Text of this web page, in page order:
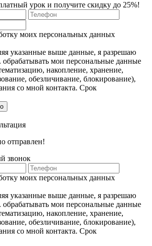
урок и получите скидку до 25%!
моих персональных данных
указанные выше данные, я разрешаю
мои персональные данные
накопление, хранение,
обезличивание, блокирование),
со мной контакта. Срок
отправлен!
звонок
моих персональных данных
указанные выше данные, я разрешаю
мои персональные данные
накопление, хранение,
обезличивание, блокирование),
со мной контакта. Срок